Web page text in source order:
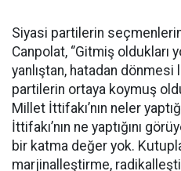
Siyasi partilerin
Canpolat, ‘’Gitmiş oldukları
yanlıştan, hatadan dönmesi
partilerin ortaya koymuş
Millet İttifakı’nın neler
İttifakı’nın ne yaptığını
bir katma değer yok.
marjinalleştirme,